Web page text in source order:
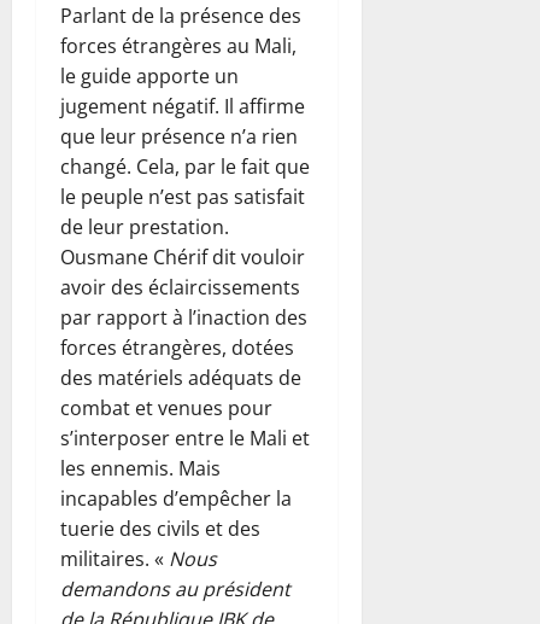
Parlant de la présence des
forces étrangères au Mali,
le guide apporte un
jugement négatif. Il affirme
que leur présence n’a rien
changé. Cela, par le fait que
le peuple n’est pas satisfait
de leur prestation.
Ousmane Chérif dit vouloir
avoir des éclaircissements
par rapport à l’inaction des
forces étrangères, dotées
des matériels adéquats de
combat et venues pour
s’interposer entre le Mali et
les ennemis. Mais
incapables d’empêcher la
tuerie des civils et des
militaires. « Nous
demandons au président
de la République IBK de